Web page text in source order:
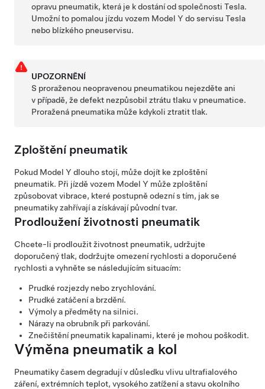
opravu pneumatik, která je k dostání od společnosti Tesla.
Umožní to pomalou jízdu vozem Model Y do servisu Tesla
nebo blízkého pneuservisu.
UPOZORNĚNÍ
S proraženou neopravenou pneumatikou nejezděte ani
v případě, že defekt nezpůsobil ztrátu tlaku v pneumatice.
Proražená pneumatika může kdykoli ztratit tlak.
Zploštění pneumatik
Pokud Model Y dlouho stojí, může dojít ke zploštění
pneumatik. Při jízdě vozem Model Y může zploštění
způsobovat vibrace, které postupně odezní s tím, jak se
pneumatiky zahřívají a získávají původní tvar.
Prodloužení životnosti pneumatik
Chcete-li prodloužit životnost pneumatik, udržujte
doporučený tlak, dodržujte omezení rychlosti a doporučené
rychlosti a vyhněte se následujícím situacím:
Prudké rozjezdy nebo zrychlování.
Prudké zatáčení a brzdění.
Výmoly a předměty na silnici.
Nárazy na obrubník při parkování.
Znečištění pneumatik kapalinami, které je mohou poškodit.
Výměna pneumatik a kol
Pneumatiky časem degradují v důsledku vlivu ultrafialového
záření, extrémních teplot, vysokého zatížení a stavu okolního